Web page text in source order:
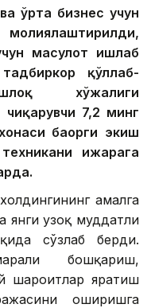
ўрта бизнес учун
маҳсулот ишлаб
қўллаб-
хўжалиги
чиқарувчи 7,2 минг
баҳорги экиш
ижарага
амалга
янги узоқ муддатли
сўзлаб берди.
бошқариш,
шароитлар яратиш
оширишга